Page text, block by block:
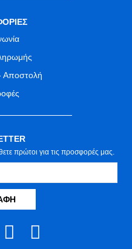
Αποστολή
πρώτοι για τις προσφορές μας.